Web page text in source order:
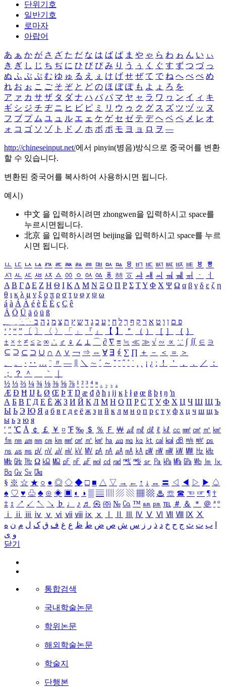
단위기호
일반기호
로마자
아랍어
あ ぁ か が さ ざ た だ な は ば ぱ ま や ゃ ら わ ゎ ん い ぃ
き ぎ し じ ち ぢ に ひ び ぴ み り う ぅ く ぐ す ず つ づ っ
ぬ ふ ぶ ぷ む ゆ ゅ る え ぇ け げ せ ぜ て で ね へ べ ぺ め
れ お ぉ こ ご そ ぞ と ど の ほ ぼ ぽ も よ ょ ろ を
ア ァ カ サ ザ タ ダ ナ ハ バ パ マ ヤ ャ ラ ワ ヮ ン イ ィ キ
ギ シ ジ チ ヂ ニ ヒ ビ ピ ミ リ ウ ゥ ク グ ス ズ ツ ヅ ッ ヌ
フ ブ プ ム ユ ュ ル エ ェ ケ ゲ セ ゼ テ デ ヘ ベ ペ メ レ オ
ォ コ ゴ ソ ゾ ト ド ノ ホ ボ ポ モ ヨ ョ ロ ヲ ―
http://chineseinput.net/에서 pinyin(병음)방식으로 중국어를 변환
할 수 있습니다.
변환된 중국어를 복사하여 사용하시면 됩니다.
예시)
中文 을 입력하시려면 zhongwen을 입력하시고 space를
누르시면됩니다.
北京 을 입력하시려면 beijing을 입력하시고 space를 누르
시면 됩니다.
ㅥ ㅦ ㅧ ㅨ ㅩ ㅪ ㅫ ㅬ ㅭ ㅮ ㅯ ㅰ ㅱ ㅲ ㅳ ㅴ ㅵ ㅶ ㅷ ㅸ
ㅹ
ㅺ ㅻ ㅼ ㅽ ㅾ ㅿ ㆀ ㆁ ㆂ ㆃ ㆄ ㆅ ㆆ ㆇ ㆈ ㆉ ㆊ ㆋ ㆌ ㆍ
ㆎ
Α Β ΓΔ Ε Ζ Η Θ Ι ΚΛ Μ Ν Ξ Ο Π Ρ Σ ΤΥ Φ Χ Ψ Ω α β γ δ ε ζ η
θ ι κ λ μ ν ξ ο π ρ σ τ υ φ χ ψ ω
á à Á À é è É È ç Ç ê
Ä Ö Ü ä ö ü ß
ִֶֹ ֻּ ׁׂ פ ם ן ו ט א ר ק ף ך ל ח י ע כ ג ד ש ץ ת צ מ נ ה ב
‘ ’ “ ” 〔 〕 〈 〉 「 」 『 』 【 】 ＂ （ ） ［ ］ ｛ ｝
± × ÷ ≠ ≤ ≥ ∞ ∴ ♂ ♀ ∠ ⊥ ⌒ ∂ ∇ ≡ ≒ ≪ ≫ √ ∽ ∝ ∵ ∫ ∬ ∈ ∋
⊆ ⊇ ⊂ ⊃ ∪ ∩ ∧ ∨ ￢ ⇒ ⇔ ∀ ∃ ∮ ∑ ∏ ＋ － ＜ ＝
＞
、
。 · ‥ … ¨ 〃 ― ＼ ∼ ´ ～ ˇ ˘ ˝ ˚ ˙ ¸ ¡ ¿ ː ！ ＇ ， ． ／
：
；
？ ＾ ｀
½ ⅓ ⅔ ¼ ¾ ⅛ ⅜ ⅝ ⅞ ¹ ² ³ ⁴ ⁿ ₁ ₂ ₃ ₄
Æ Ð Ħ Ĳ Ł Ø Œ Þ Ŧ Ŋ æ đ ð ħ ı ĳ ĸ ŀ ł ø œ ß þ ŧ ŋ ŉ
А Б В Г Д Е Ё Ж З И Й К Л М Н О П Р С Т У Ф Х Ц Ч Ш Щ Ъ
Ы Ь Э Ю Я а б в г д е ё ж з и й к л м н о п р с т у ф х ц ч ш щ ъ
ы ь э ю я
′ ″ ℃ Å ￠ ￡ ￥ ¤ ℉ ‰ ＄ ％ Ｆ ￦ ㎕ ㎖ ㎗ ℓ ㎘ ㏄ ㎣ ㎤ ㎥ ㎦
㎙ ㎚ ㎛ ㎜ ㎝ ㎞ ㎟ ㎠ ㎡ ㎢ ㏊ ㎍ ㎎ ㎏ ㏏ ㎈ ㎉ ㏈ ㎧ ㎨ ㎰
㎱ ㎲ ㎳ ㎴ ㎵ ㎶ ㎷ ㎸ ㎹ ㎀ ㎁ ㎂ ㎃ ㎄ ㎺ ㎻ ㎽ ㎾ ㎿ ㎐ ㎑
㎒ ㎓ ㎔ Ω ㏀ ㏁ ㎊ ㎋ ㎌ ㏖ ㏅ ㎭ ㎮ ㎯ ㏛ ㎩ ㎪ ㎫ ㎬ ㏝ ㏐
㏓
㏃ ㏉ ㏜ ㏆
§ ※ ☆ ★ ○ ● ◎ ◇ ◆ □ ■ △ ▽ → ← ↑ ↓ ↔ 〓 ◁ ◀ ▷ ▶ ♤
♠ ♡ ♥ ♧ ♣ ⊙ ◈ ▣ ◐ ◑ ▒ ▤ ▨ ▧ ▦ ▩ ♨ ☏ ☎ ☜ ☞ ¶ †
‡ ↕ ↗ ↙ ↖ ↘ ♭ ♩ ♪ ♬ ㉿ ㈜ № ㏇ ™ ㏂ ㏘ ℡ ＃ ＆ ＊ ＠ ª º
ⅰ
ⅱ ⅲ ⅳ ⅴ ⅵ ⅶ ⅷ ⅸ ⅹ Ⅳ Ⅴ Ⅵ Ⅶ Ⅷ Ⅸ Ⅹ
ب ت ث ج ح خ د ذ ر ز س ش ص ض ط ظ ع غ ف ق ک ل م ن ه
و ی
닫기
통합검색
국내학술논문
학위논문
해외학술논문
학술지
단행본